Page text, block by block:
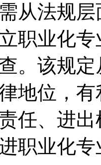
从法规
职业化
。该规
地位，
任、进
职业化